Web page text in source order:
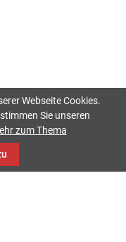
Webseite Cookies.
Sie unseren
zum Thema